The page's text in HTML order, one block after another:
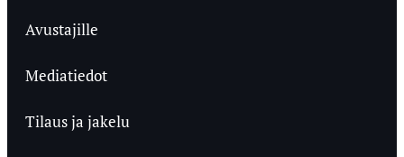
Avustajille
Mediatiedot
Tilaus ja jakelu